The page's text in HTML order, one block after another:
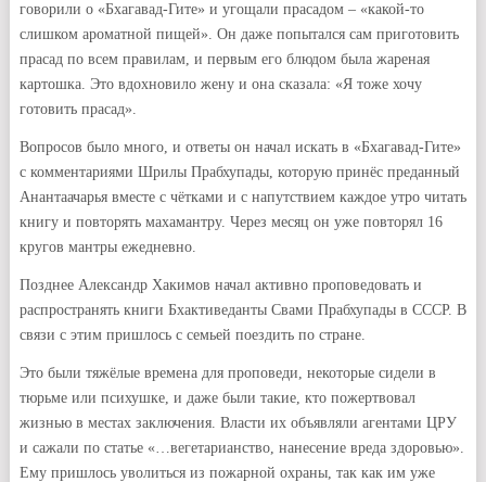
говорили о «Бхагавад-Гите» и угощали прасадом – «какой-то
слишком ароматной пищей». Он даже попытался сам приготовить
прасад по всем правилам, и первым его блюдом была жареная
картошка. Это вдохновило жену и она сказала: «Я тоже хочу
готовить прасад».
Вопросов было много, и ответы он начал искать в «Бхагавад-Гите»
с комментариями Шрилы Прабхупады, которую принёс преданный
Анантаачарья вместе с чётками и с напутствием каждое утро читать
книгу и повторять махамантру. Через месяц он уже повторял 16
кругов мантры ежедневно.
Позднее Александр Хакимов начал активно проповедовать и
распространять книги Бхактиведанты Свами Прабхупады в СССР. В
связи с этим пришлось с семьей поездить по стране.
Это были тяжёлые времена для проповеди, некоторые сидели в
тюрьме или психушке, и даже были такие, кто пожертвовал
жизнью в местах заключения. Власти их объявляли агентами ЦРУ
и сажали по статье «…вегетарианство, нанесение вреда здоровью».
Ему пришлось уволиться из пожарной охраны, так как им уже